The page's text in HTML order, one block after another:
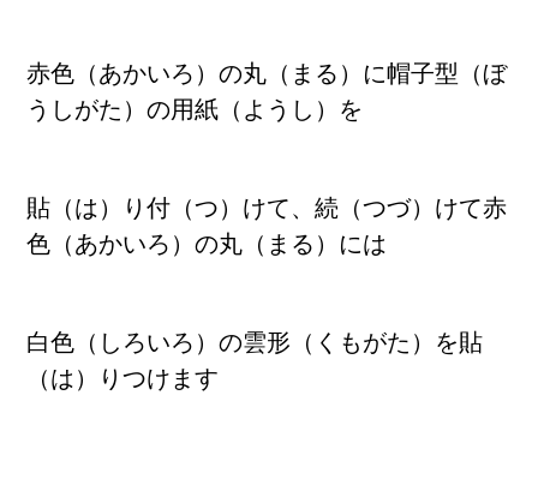
赤色（あかいろ）の丸（まる）に帽子型（ぼ
うしがた）の用紙（ようし）を
貼（は）り付（つ）けて、続（つづ）けて赤
色（あかいろ）の丸（まる）には
白色（しろいろ）の雲形（くもがた）を貼
（は）りつけます